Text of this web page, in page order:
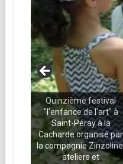
Quinzième festival
"l'enfance de l'art" à
Saint-Péray à la
Cacharde organisé par
la compagnie
ateliers et